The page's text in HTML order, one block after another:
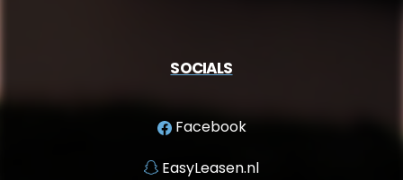
SOCIALS
Facebook
EasyLeasen.nl